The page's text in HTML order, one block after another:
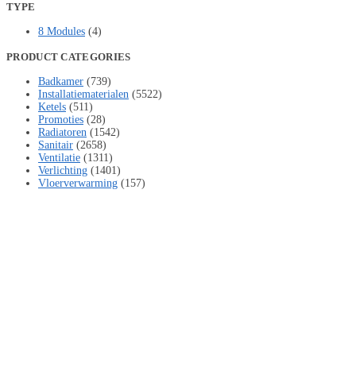
TYPE
8 Modules (4)
PRODUCT CATEGORIES
Badkamer (739)
Installatiematerialen (5522)
Ketels (511)
Promoties (28)
Radiatoren (1542)
Sanitair (2658)
Ventilatie (1311)
Verlichting (1401)
Vloerverwarming (157)